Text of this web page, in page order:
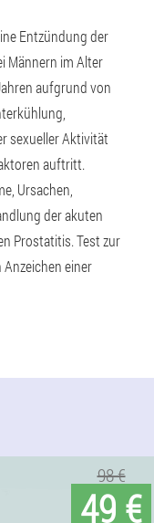
Entzündung der
Männern im Alter
aufgrund von
sexueller Aktivität
auftritt.
Ursachen,
der akuten
Prostatitis. Test zur
einer
98 €
49 €